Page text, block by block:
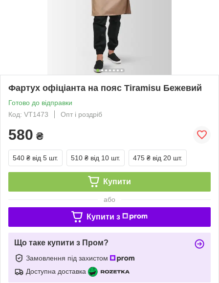
Фартух офіціанта на пояс Tiramisu Бежевий
Готово до відправки
Код: VT1473
Опт і роздріб
580 ₴
540 ₴ від 5 шт. 510 ₴ від 10 шт. 475 ₴ від 20 шт.
Купити
або
Купити з
Що таке купити з Пром?
Замовлення під захистом
Доступна доставка